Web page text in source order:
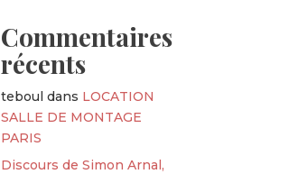
Commentaires
récents
teboul dans LOCATION
SALLE DE MONTAGE
PARIS
Discours de Simon Arnal,